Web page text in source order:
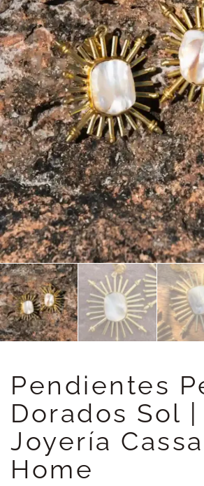
Pendientes
Dorados Sol |
Joyería
Home